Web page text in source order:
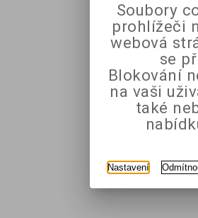
Soubory
prohlížeči
webová
se
Blokování
na vaši
také
Nastavení